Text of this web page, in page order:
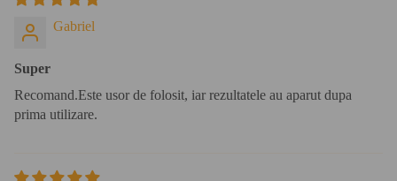
Gabriel
Super
Recomand.Este usor de folosit, iar rezultatele au aparut dupa
prima utilizare.